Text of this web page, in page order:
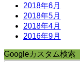
2018年6月
2018年5月
2018年4月
2016年9月
Googleカスタム検索